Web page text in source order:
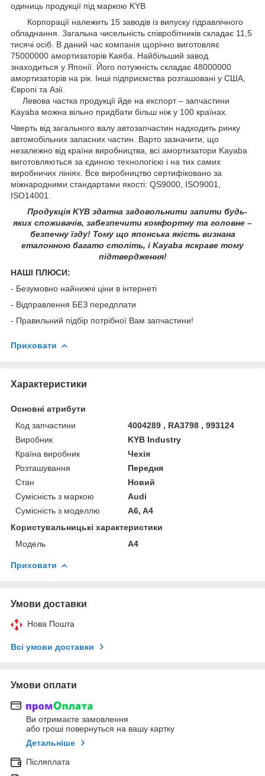
одиниць продукції під маркою KYB
Корпорації належить 15 заводів із випуску гідравлічного
обладнання. Загальна чисельність співробітників складає 11,5
тисячі осіб. В даний час компанія щорічно виготовляє
75000000 амортизаторів Каяба. Найбільший завод
знаходиться у Японії. Його потужність складає 48000000
амортизаторів на рік. Інші підприємства розташовані у США,
Європі та Азії.
Левова частка продукції йде на експорт – запчастини
Kayaba можна вільно придбати більш ніж у 100 країнах.
Чверть від загального валу автозапчастин надходить ринку
автомобільних запасних частин. Варто зазначити, що
незалежно від країни виробництва, всі амортизатори Kayaba
виготовляються за єдиною технологією і на тих самих
виробничих лініях. Все виробництво сертифіковано за
міжнародними стандартами якості: QS9000, ISO9001,
ISO14001.
Продукція KYB здатна задовольнити запити будь-
яких споживачів, забезпечити комфортну та головне –
безпечну їзду! Тому що японська якість визнана
еталонною багато століть, і Kayaba яскраве тому
підтвердження!
НАШІ ПЛЮСИ:
- Безумовно найнижчі ціни в інтернеті
- Відправлення БЕЗ передплати
- Правильний підбір потрібної Вам запчастини!
Приховати
Характеристики
Основні атрибути
Код запчастини
4004289 , RA3798 , 993124
Виробник
KYB Industry
Країна виробник
Чехія
Розташування
Передня
Стан
Новий
Сумісність з маркою
Audi
Сумісність з моделлю
A6, A4
Користувальницькі характеристики
Мoдель
A4
Приховати
Умови доставки
Нова Пошта
Всі умови доставки
Умови оплати
Ви отримаєте замовлення
або гроші повернуться на вашу картку
Детальніше
Післяплата